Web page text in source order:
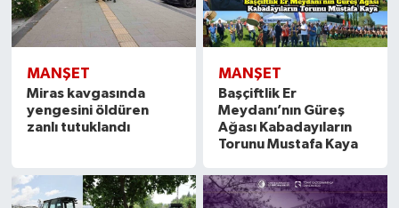
MANŞET
Miras kavgasında
yengesini öldüren
zanlı tutuklandı
MANŞET
Başçiftlik Er
Meydanı’nın Güreş
Ağası Kabadayıların
Torunu Mustafa Kaya